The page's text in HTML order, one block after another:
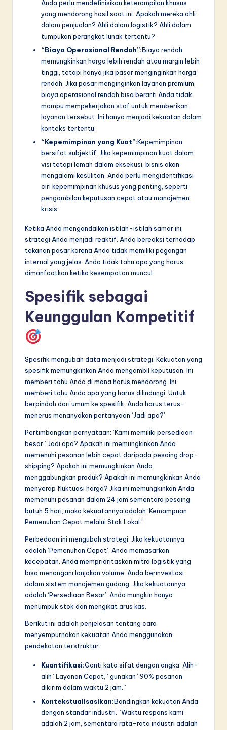
Anda perlu mendefinisikan keterampilan khusus
yang mendorong hasil saat ini. Apakah mereka ahli
dalam penjualan? Ahli dalam logistik? Ahli dalam
tumpukan perangkat lunak tertentu?
“Biaya Operasional Rendah”:Biaya rendah
memungkinkan harga lebih rendah atau margin lebih
tinggi, tetapi hanya jika pasar menginginkan harga
rendah. Jika pasar menginginkan layanan premium,
biaya operasional rendah bisa berarti Anda tidak
mampu mempekerjakan staf untuk memberikan
layanan tersebut. Ini hanya menjadi kekuatan dalam
konteks tertentu.
“Kepemimpinan yang Kuat”:Kepemimpinan
bersifat subjektif. Jika kepemimpinan kuat dalam
visi tetapi lemah dalam eksekusi, bisnis akan
mengalami kesulitan. Anda perlu mengidentifikasi
ciri kepemimpinan khusus yang penting, seperti
pengambilan keputusan cepat atau manajemen
krisis.
Ketika Anda mengandalkan istilah-istilah samar ini,
strategi Anda menjadi reaktif. Anda bereaksi terhadap
tekanan pasar karena Anda tidak memiliki pegangan
internal yang jelas. Anda tidak tahu apa yang harus
dimanfaatkan ketika kesempatan muncul.
Spesifik sebagai
Keunggulan Kompetitif
Spesifik mengubah data menjadi strategi. Kekuatan yang
spesifik memungkinkan Anda mengambil keputusan. Ini
memberi tahu Anda di mana harus mendorong. Ini
memberi tahu Anda apa yang harus dilindungi. Untuk
berpindah dari umum ke spesifik, Anda harus terus-
menerus menanyakan pertanyaan ‘Jadi apa?’
Pertimbangkan pernyataan: ‘Kami memiliki persediaan
besar.’ Jadi apa? Apakah ini memungkinkan Anda
memenuhi pesanan lebih cepat daripada pesaing drop-
shipping? Apakah ini memungkinkan Anda
menggabungkan produk? Apakah ini memungkinkan Anda
menyerap fluktuasi harga? Jika ini memungkinkan Anda
memenuhi pesanan dalam 24 jam sementara pesaing
butuh 5 hari, maka kekuatannya adalah ‘Kemampuan
Pemenuhan Cepat melalui Stok Lokal.’
Perbedaan ini mengubah strategi. Jika kekuatannya
adalah ‘Pemenuhan Cepat’, Anda memasarkan
kecepatan. Anda memprioritaskan mitra logistik yang
bisa menangani lonjakan volume. Anda berinvestasi
dalam sistem manajemen gudang. Jika kekuatannya
adalah ‘Persediaan Besar’, Anda mungkin hanya
menumpuk stok dan mengikat arus kas.
Berikut ini adalah penjelasan tentang cara
menyempurnakan kekuatan Anda menggunakan
pendekatan terstruktur:
Kuantifikasi:Ganti kata sifat dengan angka. Alih-
alih “Layanan Cepat,” gunakan “90% pesanan
dikirim dalam waktu 2 jam.”
Kontekstualisasikan:Bandingkan kekuatan Anda
dengan standar industri. “Waktu respons kami
adalah 2 jam, sementara rata-rata industri adalah